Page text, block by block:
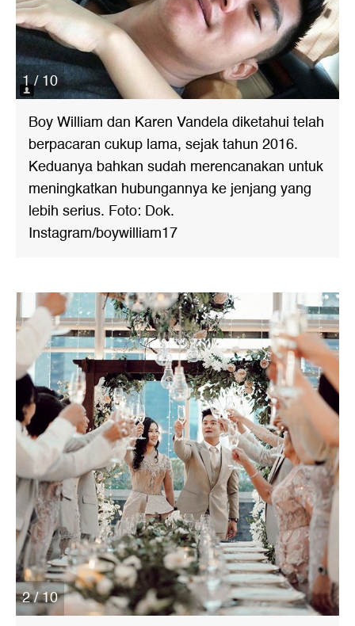
1 / 10
Boy William dan Karen Vandela diketahui telah
berpacaran cukup lama, sejak tahun 2016.
Keduanya bahkan sudah merencanakan untuk
meningkatkan hubungannya ke jenjang yang
lebih serius. Foto: Dok.
Instagram/boywilliam17
2 / 10